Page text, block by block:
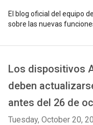
El blog oficial del equipo
sobre las nuevas
Los dispositivos
deben
antes del 26 de
Tuesday, October 20,